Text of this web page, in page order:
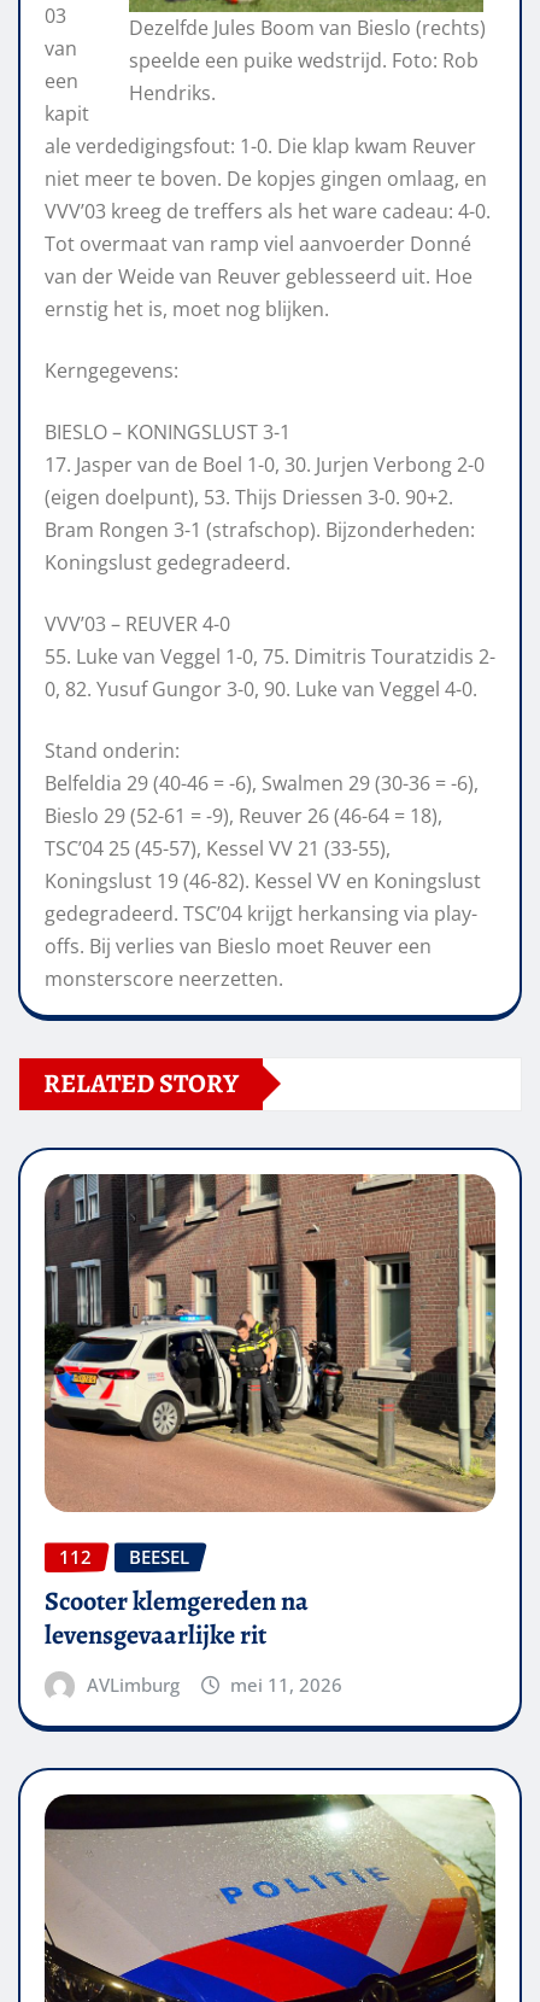
Dezelfde Jules Boom van Bieslo (rechts)
speelde een puike wedstrijd. Foto: Rob
Hendriks.
03
van
een
kapit
ale verdedigingsfout: 1-0. Die klap kwam Reuver
niet meer te boven. De kopjes gingen omlaag, en
VVV’03 kreeg de treffers als het ware cadeau: 4-0.
Tot overmaat van ramp viel aanvoerder Donné
van der Weide van Reuver geblesseerd uit. Hoe
ernstig het is, moet nog blijken.
Kerngegevens:
BIESLO – KONINGSLUST 3-1
17. Jasper van de Boel 1-0, 30. Jurjen Verbong 2-0
(eigen doelpunt), 53. Thijs Driessen 3-0. 90+2.
Bram Rongen 3-1 (strafschop). Bijzonderheden:
Koningslust gedegradeerd.
VVV’03 – REUVER 4-0
55. Luke van Veggel 1-0, 75. Dimitris Touratzidis 2-
0, 82. Yusuf Gungor 3-0, 90. Luke van Veggel 4-0.
Stand onderin:
Belfeldia 29 (40-46 = -6), Swalmen 29 (30-36 = -6),
Bieslo 29 (52-61 = -9), Reuver 26 (46-64 = 18),
TSC’04 25 (45-57), Kessel VV 21 (33-55),
Koningslust 19 (46-82). Kessel VV en Koningslust
gedegradeerd. TSC’04 krijgt herkansing via play-
offs. Bij verlies van Bieslo moet Reuver een
monsterscore neerzetten.
RELATED STORY
112 BEESEL
Scooter klemgereden na
levensgevaarlijke rit
AVLimburg mei 11, 2026